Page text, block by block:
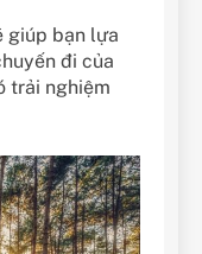
giúp bạn lựa
đi của
trải nghiệm